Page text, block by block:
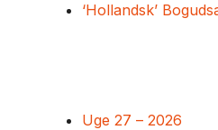
‘Hollandsk’
Uge 27 – 2026